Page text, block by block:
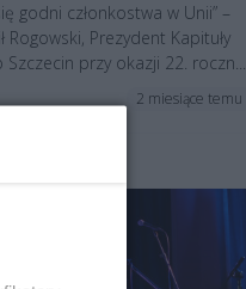
godni członkostwa w Unii” –
Rogowski, Prezydent Kapituły
Szczecin przy okazji 22. roczn...
2 miesiące temu